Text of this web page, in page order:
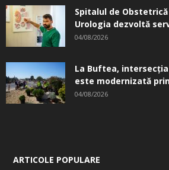
Spitalul de
Urologia dezvoltă
04/08/2026
La Buftea, intersecţia
este modernizată
04/08/2026
ARTICOLE POPULARE